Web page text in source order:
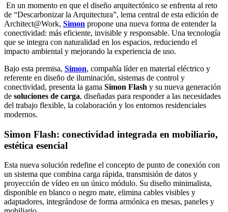
En un momento en que el diseño arquitectónico se enfrenta al reto
de “Descarbonizar la Arquitectura”, lema central de esta edición de
Architect@Work, Simon propone una nueva forma de entender la
conectividad: más eficiente, invisible y responsable. Una tecnología
que se integra con naturalidad en los espacios, reduciendo el
impacto ambiental y mejorando la experiencia de uso.
Bajo esta premisa, Simon, compañía líder en material eléctrico y
referente en diseño de iluminación, sistemas de control y
conectividad, presenta la gama Simon Flash y su nueva generación
de soluciones de carga, diseñadas para responder a las necesidades
del trabajo flexible, la colaboración y los entornos residenciales
modernos.
Simon Flash: conectividad integrada en mobiliario,
estética esencial
Esta nueva solución redefine el concepto de punto de conexión con
un sistema que combina carga rápida, transmisión de datos y
proyección de vídeo en un único módulo. Su diseño minimalista,
disponible en blanco o negro mate, elimina cables visibles y
adaptadores, integrándose de forma armónica en mesas, paneles y